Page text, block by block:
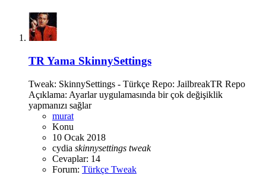
TR Yama SkinnySettings
Tweak: SkinnySettings - Türkçe Repo: JailbreakTR Repo
Açıklama: Ayarlar uygulamasında bir çok değişiklik
yapmanızı sağlar
murat
Konu
10 Ocak 2018
cydia skinnysettings tweak
Cevaplar: 14
Forum: Türkçe Tweak